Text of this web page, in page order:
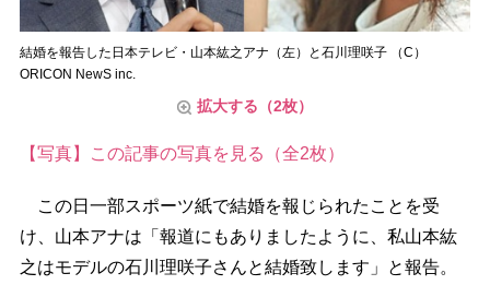
結婚を報告した日本テレビ・山本紘之アナ（左）と石川理咲子 （C）
ORICON NewS inc.
拡大する（2枚）
【写真】この記事の写真を見る（全2枚）
この日一部スポーツ紙で結婚を報じられたことを受
け、山本アナは「報道にもありましたように、私山本紘
之はモデルの石川理咲子さんと結婚致します」と報告。